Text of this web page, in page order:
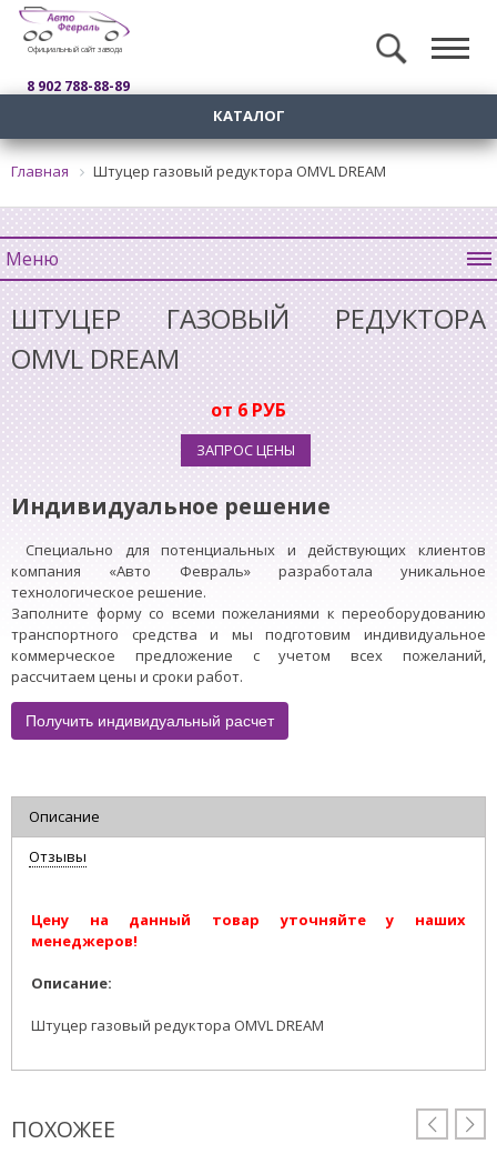
Официальный сайт завода
8 902 788-88-89
КАТАЛОГ
Главная Штуцер газовый редуктора OMVL DREAM
Меню
ШТУЦЕР ГАЗОВЫЙ РЕДУКТОРА
OMVL DREAM
от 6 РУБ
ЗАПРОС ЦЕНЫ
Индивидуальное решение
Специально для потенциальных и действующих клиентов
компания «Авто Февраль» разработала уникальное
технологическое решение.
Заполните форму со всеми пожеланиями к переоборудованию
транспортного средства и мы подготовим индивидуальное
коммерческое предложение с учетом всех пожеланий,
рассчитаем цены и сроки работ.
Получить индивидуальный расчет
Описание
Отзывы
Цену на данный товар уточняйте у наших
менеджеров!
Описание:
Штуцер газовый редуктора OMVL DREAM
 
ПОХОЖЕЕ